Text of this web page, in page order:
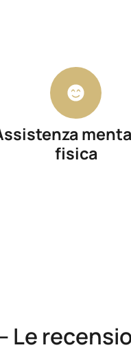
fisica
Le